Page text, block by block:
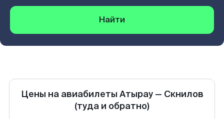
Найти
Цены на авиабилеты Атырау— Скнилов
(туда и обратно)